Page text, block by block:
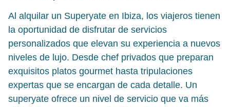
Al alquilar un Superyate en Ibiza, los viajeros tienen
la oportunidad de disfrutar de servicios
personalizados que elevan su experiencia a nuevos
niveles de lujo. Desde chef privados que preparan
exquisitos platos gourmet hasta tripulaciones
expertas que se encargan de cada detalle. Un
superyate ofrece un nivel de servicio que va más